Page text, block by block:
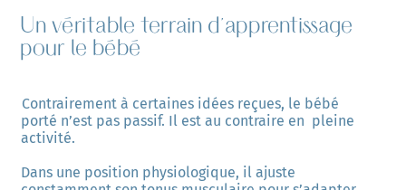
Un véritable terrain d'apprentissage
pour le bébé
Contrairement à certaines idées reçues, le bébé
porté n’est pas passif. Il est au contraire en  pleine
activité.
Dans une position physiologique, il ajuste